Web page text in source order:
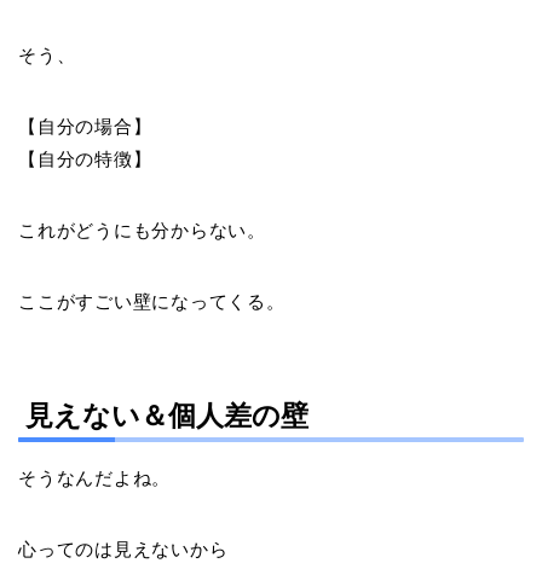
そう、
【自分の場合】
【自分の特徴】
これがどうにも分からない。
ここがすごい壁になってくる。
見えない＆個人差の壁
そうなんだよね。
心ってのは見えないから